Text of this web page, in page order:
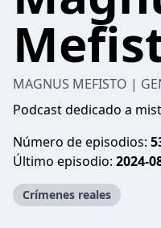
MAGNUS MEFISTO |
Podcast dedicado a
Número de episodios:
Último episodio: 2024-
Crímenes reales